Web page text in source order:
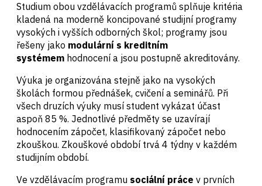
Studium obou vzdělávacích programů splňuje kritéria
kladená na moderně koncipované studijní programy
vysokých i vyšších odborných škol; programy jsou
řešeny jako modulární s kreditním
systémem hodnocení a jsou postupně akreditovány.
Výuka je organizována stejně jako na vysokých
školách formou přednášek, cvičení a seminářů. Při
všech druzích výuky musí student vykázat účast
aspoň 85 %. Jednotlivé předměty se uzavírají
hodnocením zápočet, klasifikovaný zápočet nebo
zkouškou. Zkouškové období trvá 4 týdny v každém
studijním období.
Ve vzdělávacím programu sociální práce v prvních